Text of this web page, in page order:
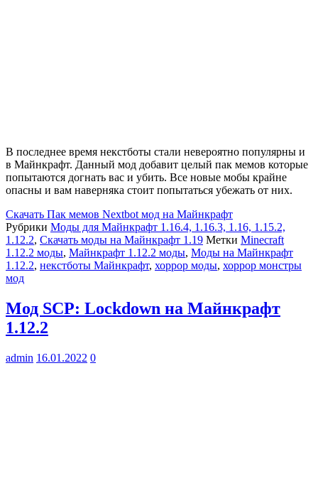
В последнее время некстботы стали невероятно популярны и
в Майнкрафт. Данный мод добавит целый пак мемов которые
попытаются догнать вас и убить. Все новые мобы крайне
опасны и вам наверняка стоит попытаться убежать от них.
Скачать Пак мемов Nextbot мод на Майнкрафт
Рубрики Моды для Майнкрафт 1.16.4, 1.16.3, 1.16, 1.15.2,
1.12.2, Скачать моды на Майнкрафт 1.19 Метки Minecraft
1.12.2 моды, Майнкрафт 1.12.2 моды, Моды на Майнкрафт
1.12.2, некстботы Майнкрафт, хоррор моды, хоррор монстры
мод
Мод SCP: Lockdown на Майнкрафт
1.12.2
admin 16.01.2022 0